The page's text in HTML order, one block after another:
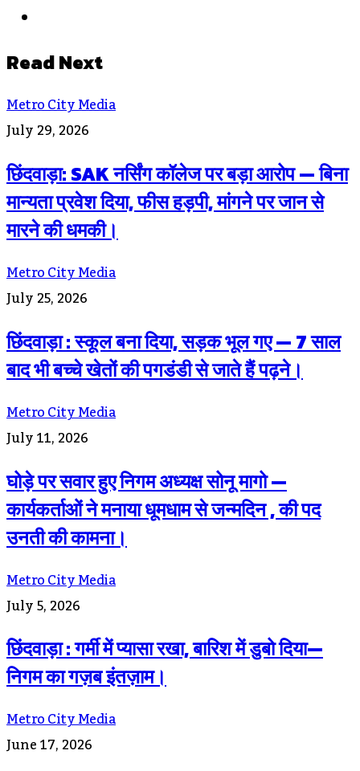
Read Next
Metro City Media
July 29, 2026
छिंदवाड़ा: SAK नर्सिंग कॉलेज पर बड़ा आरोप — बिना
मान्यता प्रवेश दिया, फीस हड़पी, मांगने पर जान से
मारने की धमकी।
Metro City Media
July 25, 2026
छिंदवाड़ा : स्कूल बना दिया, सड़क भूल गए — 7 साल
बाद भी बच्चे खेतों की पगडंडी से जाते हैं पढ़ने।
Metro City Media
July 11, 2026
घोड़े पर सवार हुए निगम अध्यक्ष सोनू मागो —
कार्यकर्ताओं ने मनाया धूमधाम से जन्मदिन , की पद
उनती की कामना।
Metro City Media
July 5, 2026
छिंदवाड़ा : गर्मी में प्यासा रखा, बारिश में डुबो दिया—
निगम का गज़ब इंतज़ाम।
Metro City Media
June 17, 2026